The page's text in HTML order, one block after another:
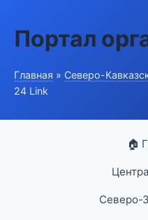
Портал
Главная » Северо-
24 Link
🏠
Северо-